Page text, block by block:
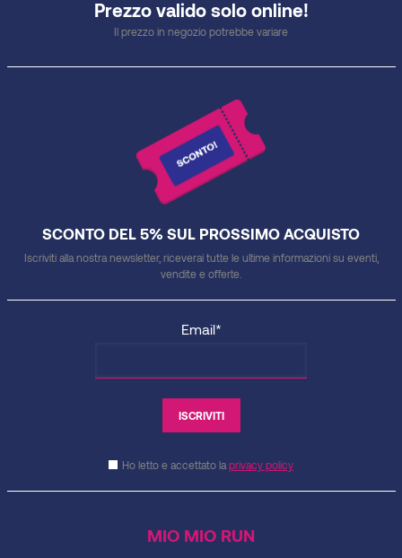
Prezzo valido solo online!
Il prezzo in negozio potrebbe variare
SCONTO DEL 5% SUL PROSSIMO ACQUISTO
Iscriviti alla nostra newsletter, riceverai tutte le ultime informazioni su eventi,
vendite e offerte.
Email*
Ho letto e accettato la privacy policy
MIO MIO RUN